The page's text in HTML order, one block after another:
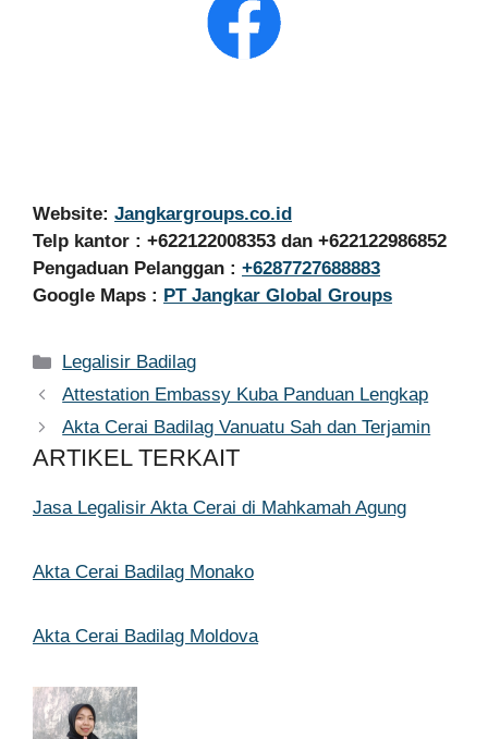
Website: Jangkargroups.co.id
Telp kantor : +622122008353 dan +622122986852
Pengaduan Pelanggan : +6287727688883
Google Maps : PT Jangkar Global Groups
Kategori
Legalisir Badilag
Attestation Embassy Kuba Panduan Lengkap
Akta Cerai Badilag Vanuatu Sah dan Terjamin
ARTIKEL TERKAIT
Jasa Legalisir Akta Cerai di Mahkamah Agung
Akta Cerai Badilag Monako
Akta Cerai Badilag Moldova